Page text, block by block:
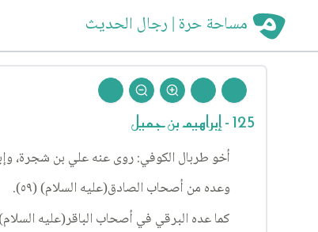
مساحة حرة | رجال الحديث
125 - إبراهيم بن جميل
أخو طربال الكوفي: روى عنه علي بن شجرة،
وعده من أصحاب الصادق(عليه السلام) (٥٩).
كما عده البرقي في أصحاب الباقر(عليه